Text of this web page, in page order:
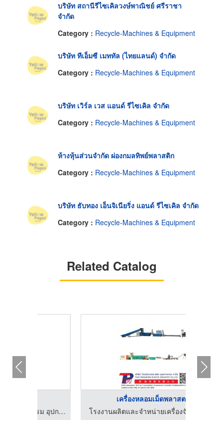
บริษัท สถานีรีไซเคิลวงษ์พาณิชย์ ศรีราชา
จำกัด
Category : Recycle-Machines & Equipment
บริษัท ทีเอ็มซี เมททัล (ไทยแลนด์) จำกัด
Category : Recycle-Machines & Equipment
บริษัท เวิร์ล เวส แอนด์ รีไซเคิล จำกัด
Category : Recycle-Machines & Equipment
ห้างหุ้นส่วนจำกัด ผ่องกมลทิพย์พลาสติก
Category : Recycle-Machines & Equipment
บริษัท ธับทอง เอ็นจิเนียริ่ง แอนด์ รีไซเคิล จำกัด
Category : Recycle-Machines & Equipment
Related Catalog
ทําลายเอกสารทางบัญชี
รับซื้อ รับทำลายเครื่องจักรอุตสาหกรรม อุปกรณ์อิเล็กทรอนิกส์